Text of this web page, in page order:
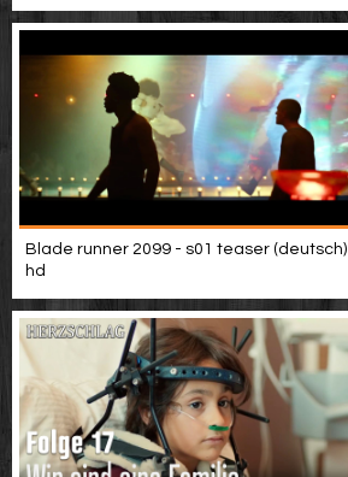
Blade runner 2099 - s01 teaser (deutsch)
hd